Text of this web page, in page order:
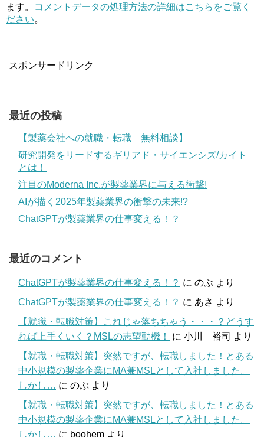
ます。
コメントデータの処理方法の詳細はこちらをご覧く
ださい。
スポンサードリンク
最近の投稿
【製薬会社への就職・転職 無料相談】
研究開発をリードするギリアド・サイエンシズ/カイト
とは！
注目のModerna Inc.が製薬業界に与える衝撃!
AIが描く2025年製薬業界の衝撃の未来!?
ChatGPTが製薬業界の仕事変える！？
最近のコメント
ChatGPTが製薬業界の仕事変える！？ に のぶ より
ChatGPTが製薬業界の仕事変える！？ に あさ より
【就職・転職対策】これじゃ落ちちゃう・・・？どうす
れば上手くいく？MSLの志望動機！
に 小川 裕司 より
【就職・転職対策】突然ですが、転職しました！とある
中小規模の製薬企業にMA兼MSLとして入社しました。
しかし… に のぶ より
【就職・転職対策】突然ですが、転職しました！とある
中小規模の製薬企業にMA兼MSLとして入社しました。
しかし… に boohem より